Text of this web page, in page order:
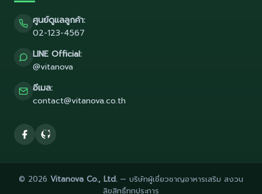
ศูนย์ดูแลลูกค้า:
02-123-4567
LINE Official:
@vitanova
อีเมล:
contact@vitanova.co.th
© 2026 Vitanova Co., Ltd.— บริษัทผู้เชี่ยวชาญอาหารเสริม สงวน
ลิขสิทธิ์ทุกประการ